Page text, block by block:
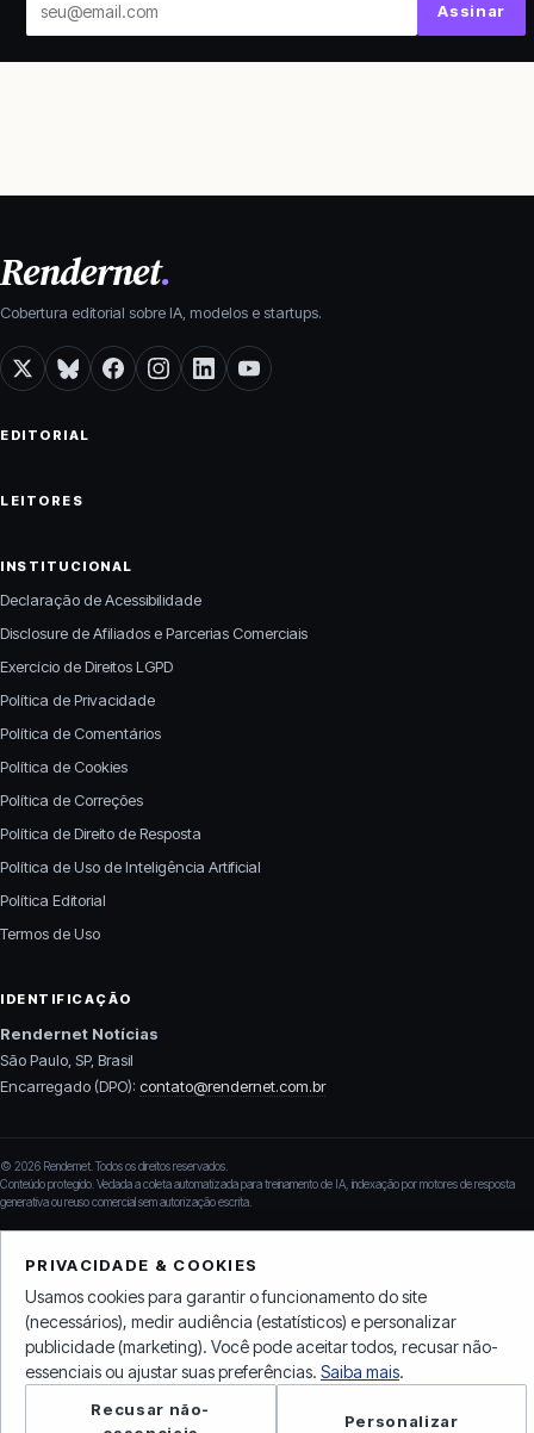
email
Assinar
Rendernet.
Cobertura editorial sobre IA, modelos e startups.
X BlueskyFacebookInstagramLinkedInYouTube
EDITORIAL
LEITORES
INSTITUCIONAL
Declaração de Acessibilidade
Disclosure de Afiliados e Parcerias Comerciais
Exercício de Direitos LGPD
Política de Privacidade
Política de Comentários
Política de Cookies
Política de Correções
Política de Direito de Resposta
Política de Uso de Inteligência Artificial
Política Editorial
Termos de Uso
IDENTIFICAÇÃO
Rendernet Notícias
São Paulo, SP, Brasil
Encarregado (DPO): contato@rendernet.com.br
© 2026 Rendernet. Todos os direitos reservados.
Conteúdo protegido. Vedada a coleta automatizada para treinamento de IA, indexação por motores de resposta
generativa ou reuso comercial sem autorização escrita.
PRIVACIDADE & COOKIES
Usamos cookies para garantir o funcionamento do site
(necessários), medir audiência (estatísticos) e personalizar
publicidade (marketing). Você pode aceitar todos, recusar não-
essenciais ou ajustar suas preferências. Saiba mais.
Recusar não-
Personalizar